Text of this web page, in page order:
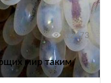
12473
мир таким,